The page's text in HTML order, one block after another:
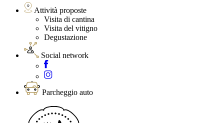
Attività proposte
Visita di cantina
Visita del vitigno
Degustazione
Social network
Parcheggio auto